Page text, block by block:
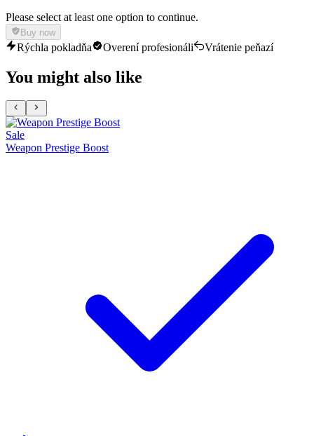
Please select at least one option to continue.
Buy now
Rýchla pokladňa Overení profesionáli Vrátenie peňazí
You might also like
Sale
Weapon Prestige Boost